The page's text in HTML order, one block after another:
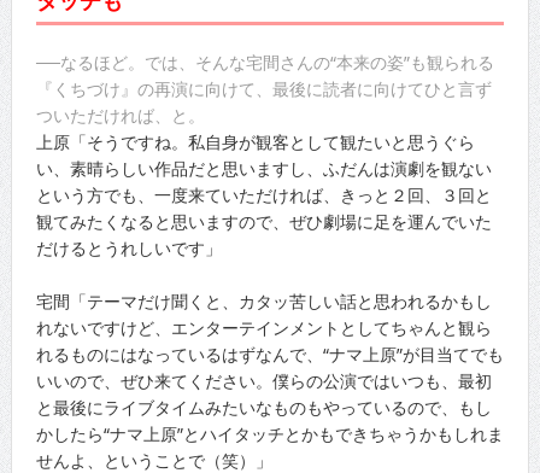
──なるほど。では、そんな宅間さんの“本来の姿”も観られる
『くちづけ』の再演に向けて、最後に読者に向けてひと言ず
ついただければ、と。
上原「そうですね。私自身が観客として観たいと思うぐら
い、素晴らしい作品だと思いますし、ふだんは演劇を観ない
という方でも、一度来ていただければ、きっと２回、３回と
観てみたくなると思いますので、ぜひ劇場に足を運んでいた
だけるとうれしいです」
宅間「テーマだけ聞くと、カタッ苦しい話と思われるかもし
れないですけど、エンターテインメントとしてちゃんと観ら
れるものにはなっているはずなんで、“ナマ上原”が目当てでも
いいので、ぜひ来てください。僕らの公演ではいつも、最初
と最後にライブタイムみたいなものもやっているので、もし
かしたら“ナマ上原”とハイタッチとかもできちゃうかもしれま
せんよ、ということで（笑）」